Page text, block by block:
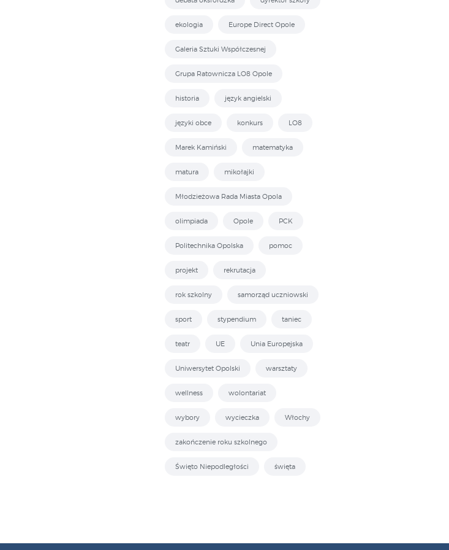
ekologia Europe Direct Opole
Galeria Sztuki Współczesnej
Grupa Ratownicza LO8 Opole
historia język angielski
języki obce konkurs LO8
Marek Kamiński matematyka
matura mikołajki
Młodzieżowa Rada Miasta Opola
olimpiada Opole PCK
Politechnika Opolska pomoc
projekt rekrutacja
rok szkolny samorząd uczniowski
sport stypendium taniec
teatr UE Unia Europejska
Uniwersytet Opolski warsztaty
wellness wolontariat
wybory wycieczka Włochy
zakończenie roku szkolnego
Święto Niepodległości święta